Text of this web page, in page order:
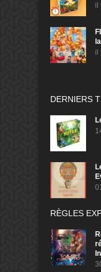
il
il
DERNIERS
RÈGLES